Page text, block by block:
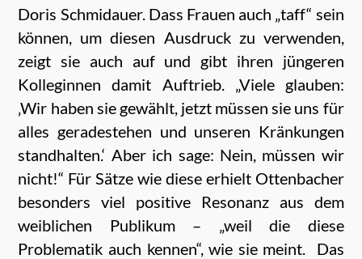
Doris Schmidauer. Dass Frauen auch „taff“ sein
können, um diesen Ausdruck zu verwenden,
zeigt sie auch auf und gibt ihren jüngeren
Kolleginnen damit Auftrieb. „Viele glauben:
‚Wir haben sie gewählt, jetzt müssen sie uns für
alles geradestehen und unseren Kränkungen
standhalten.‘ Aber ich sage: Nein, müssen wir
nicht!“ Für Sätze wie diese erhielt Ottenbacher
besonders viel positive Resonanz aus dem
weiblichen Publikum – „weil die diese
Problematik auch kennen“, wie sie meint.
Das